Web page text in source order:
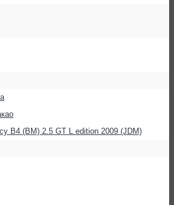
B4 (BM) 2.5 GT L edition 2009 (JDM)